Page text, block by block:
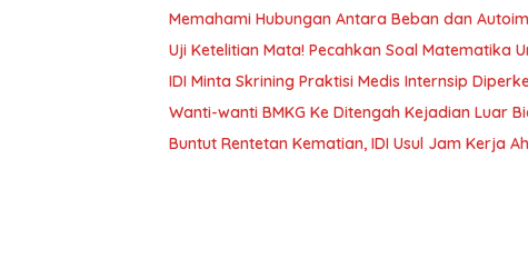
Memahami Hubungan Antara Beban dan
Uji Ketelitian Mata! Pecahkan Soal Matematika
IDI Minta Skrining Praktisi Medis Internsip
Wanti-wanti BMKG Ke Ditengah Kejadian Luar
Buntut Rentetan Kematian, IDI Usul Jam Kerja